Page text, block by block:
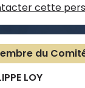
cette
du
LOY